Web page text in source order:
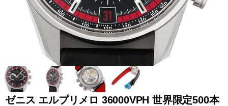
オーデマピゲ ウブロ カルティエ
ゼニス エルプリメロ 36000VPH 世界限定500本